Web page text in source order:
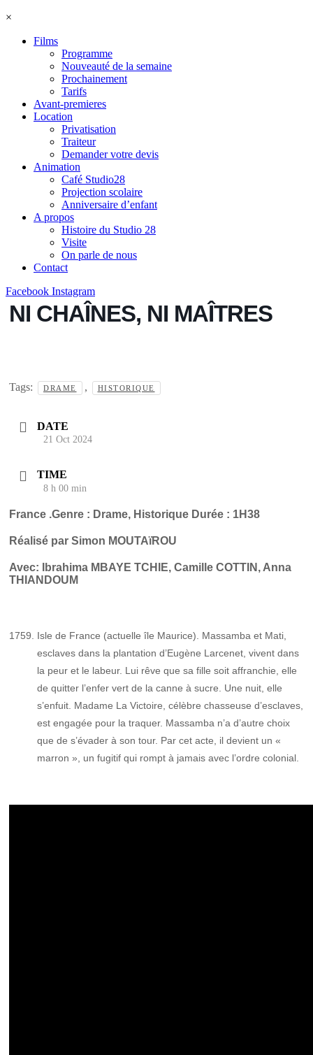
×
Films
Programme
Nouveauté de la semaine
Prochainement
Tarifs
Avant-premieres
Location
Privatisation
Traiteur
Demander votre devis
Animation
Café Studio28
Projection scolaire
Anniversaire d’enfant
A propos
Histoire du Studio 28
Visite
On parle de nous
Contact
Facebook Instagram
NI CHAÎNES, NI MAÎTRES
Tags: DRAME , HISTORIQUE
DATE
21 Oct 2024
TIME
8 h 00 min
France .Genre : Drame, Historique Durée : 1H38
Réalisé par Simon MOUTAïROU
Avec: Ibrahima MBAYE TCHIE, Camille COTTIN, Anna
THIANDOUM
Isle de France (actuelle île Maurice). ​Massamba et Mati,
esclaves dans la plantation d’Eugène Larcenet, vivent dans
la peur et le labeur. Lui rêve que sa fille soit affranchie, elle
de quitter l’enfer vert de la canne à sucre. Une nuit, elle
s’enfuit. Madame La Victoire, célèbre chasseuse d’esclaves,
est engagée pour la traquer. Massamba n’a d’autre choix
que de s’évader à son tour. Par cet acte, il devient un «
marron », un fugitif qui rompt à jamais avec l’ordre colonial.